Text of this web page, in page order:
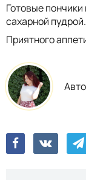
Готовые
сахарной пудрой.
Приятного